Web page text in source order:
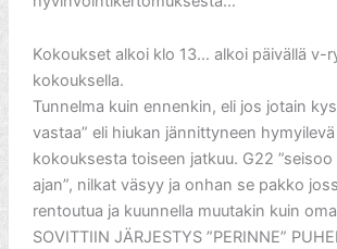
Kokoukset alkoi klo 13… alkoi päivällä v-
kokouksella.
Tunnelma kuin ennenkin, eli jos jotain
vastaa” eli hiukan jännittyneen
kokouksesta toiseen jatkuu. G22
ajan”, nilkat väsyy ja onhan se pakko
rentoutua ja kuunnella muutakin kuin
SOVITTIIN JÄRJESTYS ”PERINNE”